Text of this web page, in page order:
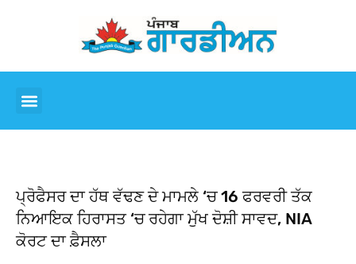
ਪ੍ਰੋਫੈਸਰ ਦਾ ਹੱਥ ਵੱਢਣ ਦੇ ਮਾਮਲੇ ‘ਚ 16 ਫਰਵਰੀ ਤੱਕ
ਨਿਆਇਕ ਹਿਰਾਸਤ ‘ਚ ਰਹੇਗਾ ਮੁੱਖ ਦੋਸ਼ੀ ਸਾਵਦ, NIA
ਕੋਰਟ ਦਾ ਫ਼ੈਸਲਾ